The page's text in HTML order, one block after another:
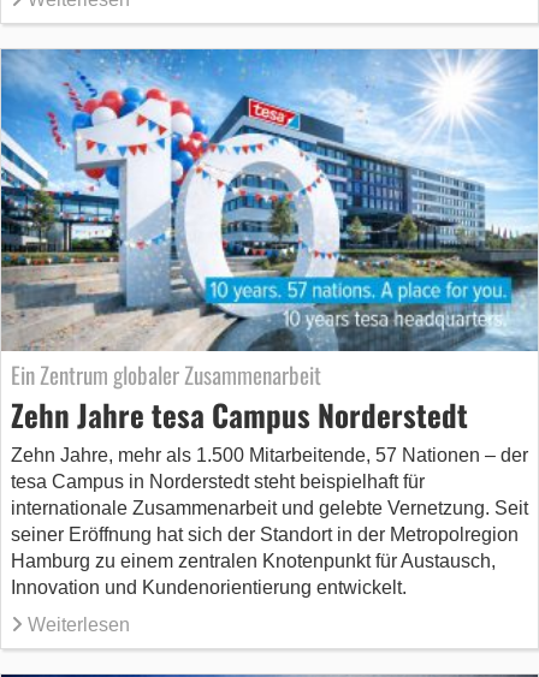
Ein Zentrum globaler Zusammenarbeit
Zehn Jahre tesa Campus Norderstedt
Zehn Jahre, mehr als 1.500 Mitarbeitende, 57 Nationen – der
tesa Campus in Norderstedt steht beispielhaft für
internationale Zusammenarbeit und gelebte Vernetzung. Seit
seiner Eröffnung hat sich der Standort in der Metropolregion
Hamburg zu einem zentralen Knotenpunkt für Austausch,
Innovation und Kundenorientierung entwickelt.
Weiterlesen